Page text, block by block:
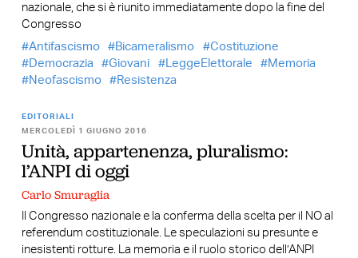
nazionale, che si è riunito immediatamente dopo la fine del
Congresso
Antifascismo
Bicameralismo
Costituzione
Democrazia
Giovani LeggeElettorale
Memoria
Neofascismo
Resistenza
EDITORIALI
MERCOLEDÌ 1 GIUGNO 2016
Unità, appartenenza, pluralismo:
l’ANPI di oggi
Carlo Smuraglia
Il Congresso nazionale e la conferma della scelta per il NO al
referendum costituzionale. Le speculazioni su presunte e
inesistenti rotture. La memoria e il ruolo storico dell’ANPI